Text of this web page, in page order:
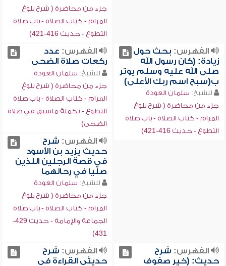
جزء من محاضرة ( شرح بلوغ
المرام - كتاب الصلاة - باب صلاة
التطوع - حديث 416-421)
الفهرس: بحث حول
زيادة: (كان رسول الله
صلى الله عليه وسلم يوتر
ب(سبح اسم ربك الأعلى)
للشيخ: سلمان العودة
جزء من محاضرة ( شرح بلوغ
المرام - كتاب الصلاة - باب صلاة
التطوع - حديث 416-421)
الفهرس: عدد
ركعات صلاة الضحى
للشيخ: سلمان العودة
جزء من محاضرة ( شرح بلوغ
المرام - كتاب الصلاة - باب صلاة
التطوع - تكملة ماسبق في صلاة
الضحى)
الفهرس: شرح
حديث يزيد بن الأسود
في قصة الرجلين اللذين
صليا في رحالهما
للشيخ: سلمان العودة
جزء من محاضرة ( شرح بلوغ
المرام - كتاب الصلاة - باب صلاة
الجماعة والإمامة - حديث 429-
431)
الفهرس: شرح
حديث: (خير صفوف
الفهرس: شرح
حديثي القراءة في